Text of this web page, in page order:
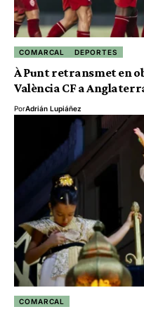
COMARCAL DEPORTES
À Punt retransmet en
València CF a
PorAdrián Lupiáñez
COMARCAL